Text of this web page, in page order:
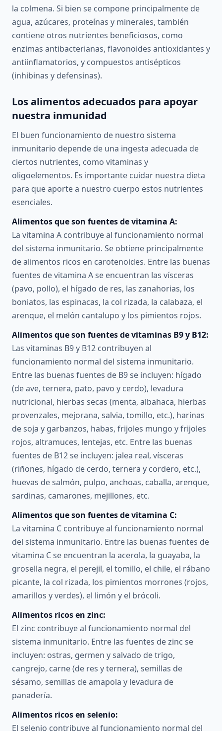
la colmena. Si bien se compone principalmente de
agua, azúcares, proteínas y minerales, también
contiene otros nutrientes beneficiosos, como
enzimas antibacterianas, flavonoides antioxidantes y
antiinflamatorios, y compuestos antisépticos
(inhibinas y defensinas).
Los alimentos adecuados para apoyar
nuestra inmunidad
El buen funcionamiento de nuestro sistema
inmunitario depende de una ingesta adecuada de
ciertos nutrientes, como vitaminas y
oligoelementos. Es importante cuidar nuestra dieta
para que aporte a nuestro cuerpo estos nutrientes
esenciales.
Alimentos que son fuentes de vitamina A:
La vitamina A contribuye al funcionamiento normal
del sistema inmunitario. Se obtiene principalmente
de alimentos ricos en carotenoides. Entre las buenas
fuentes de vitamina A se encuentran las vísceras
(pavo, pollo), el hígado de res, las zanahorias, los
boniatos, las espinacas, la col rizada, la calabaza, el
arenque, el melón cantalupo y los pimientos rojos.
Alimentos que son fuentes de vitaminas B9 y B12:
Las vitaminas B9 y B12 contribuyen al
funcionamiento normal del sistema inmunitario.
Entre las buenas fuentes de B9 se incluyen: hígado
(de ave, ternera, pato, pavo y cerdo), levadura
nutricional, hierbas secas (menta, albahaca, hierbas
provenzales, mejorana, salvia, tomillo, etc.), harinas
de soja y garbanzos, habas, frijoles mungo y frijoles
rojos, altramuces, lentejas, etc. Entre las buenas
fuentes de B12 se incluyen: jalea real, vísceras
(riñones, hígado de cerdo, ternera y cordero, etc.),
huevas de salmón, pulpo, anchoas, caballa, arenque,
sardinas, camarones, mejillones, etc.
Alimentos que son fuentes de vitamina C:
La vitamina C contribuye al funcionamiento normal
del sistema inmunitario. Entre las buenas fuentes de
vitamina C se encuentran la acerola, la guayaba, la
grosella negra, el perejil, el tomillo, el chile, el rábano
picante, la col rizada, los pimientos morrones (rojos,
amarillos y verdes), el limón y el brócoli.
Alimentos ricos en zinc:
El zinc contribuye al funcionamiento normal del
sistema inmunitario. Entre las fuentes de zinc se
incluyen: ostras, germen y salvado de trigo,
cangrejo, carne (de res y ternera), semillas de
sésamo, semillas de amapola y levadura de
panadería.
Alimentos ricos en selenio:
El selenio contribuye al funcionamiento normal del